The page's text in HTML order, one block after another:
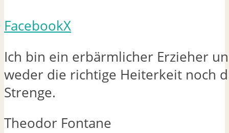
FacebookX
Ich bin ein erbärmlicher Erzieher
weder die richtige Heiterkeit noch
Strenge.
Theodor Fontane